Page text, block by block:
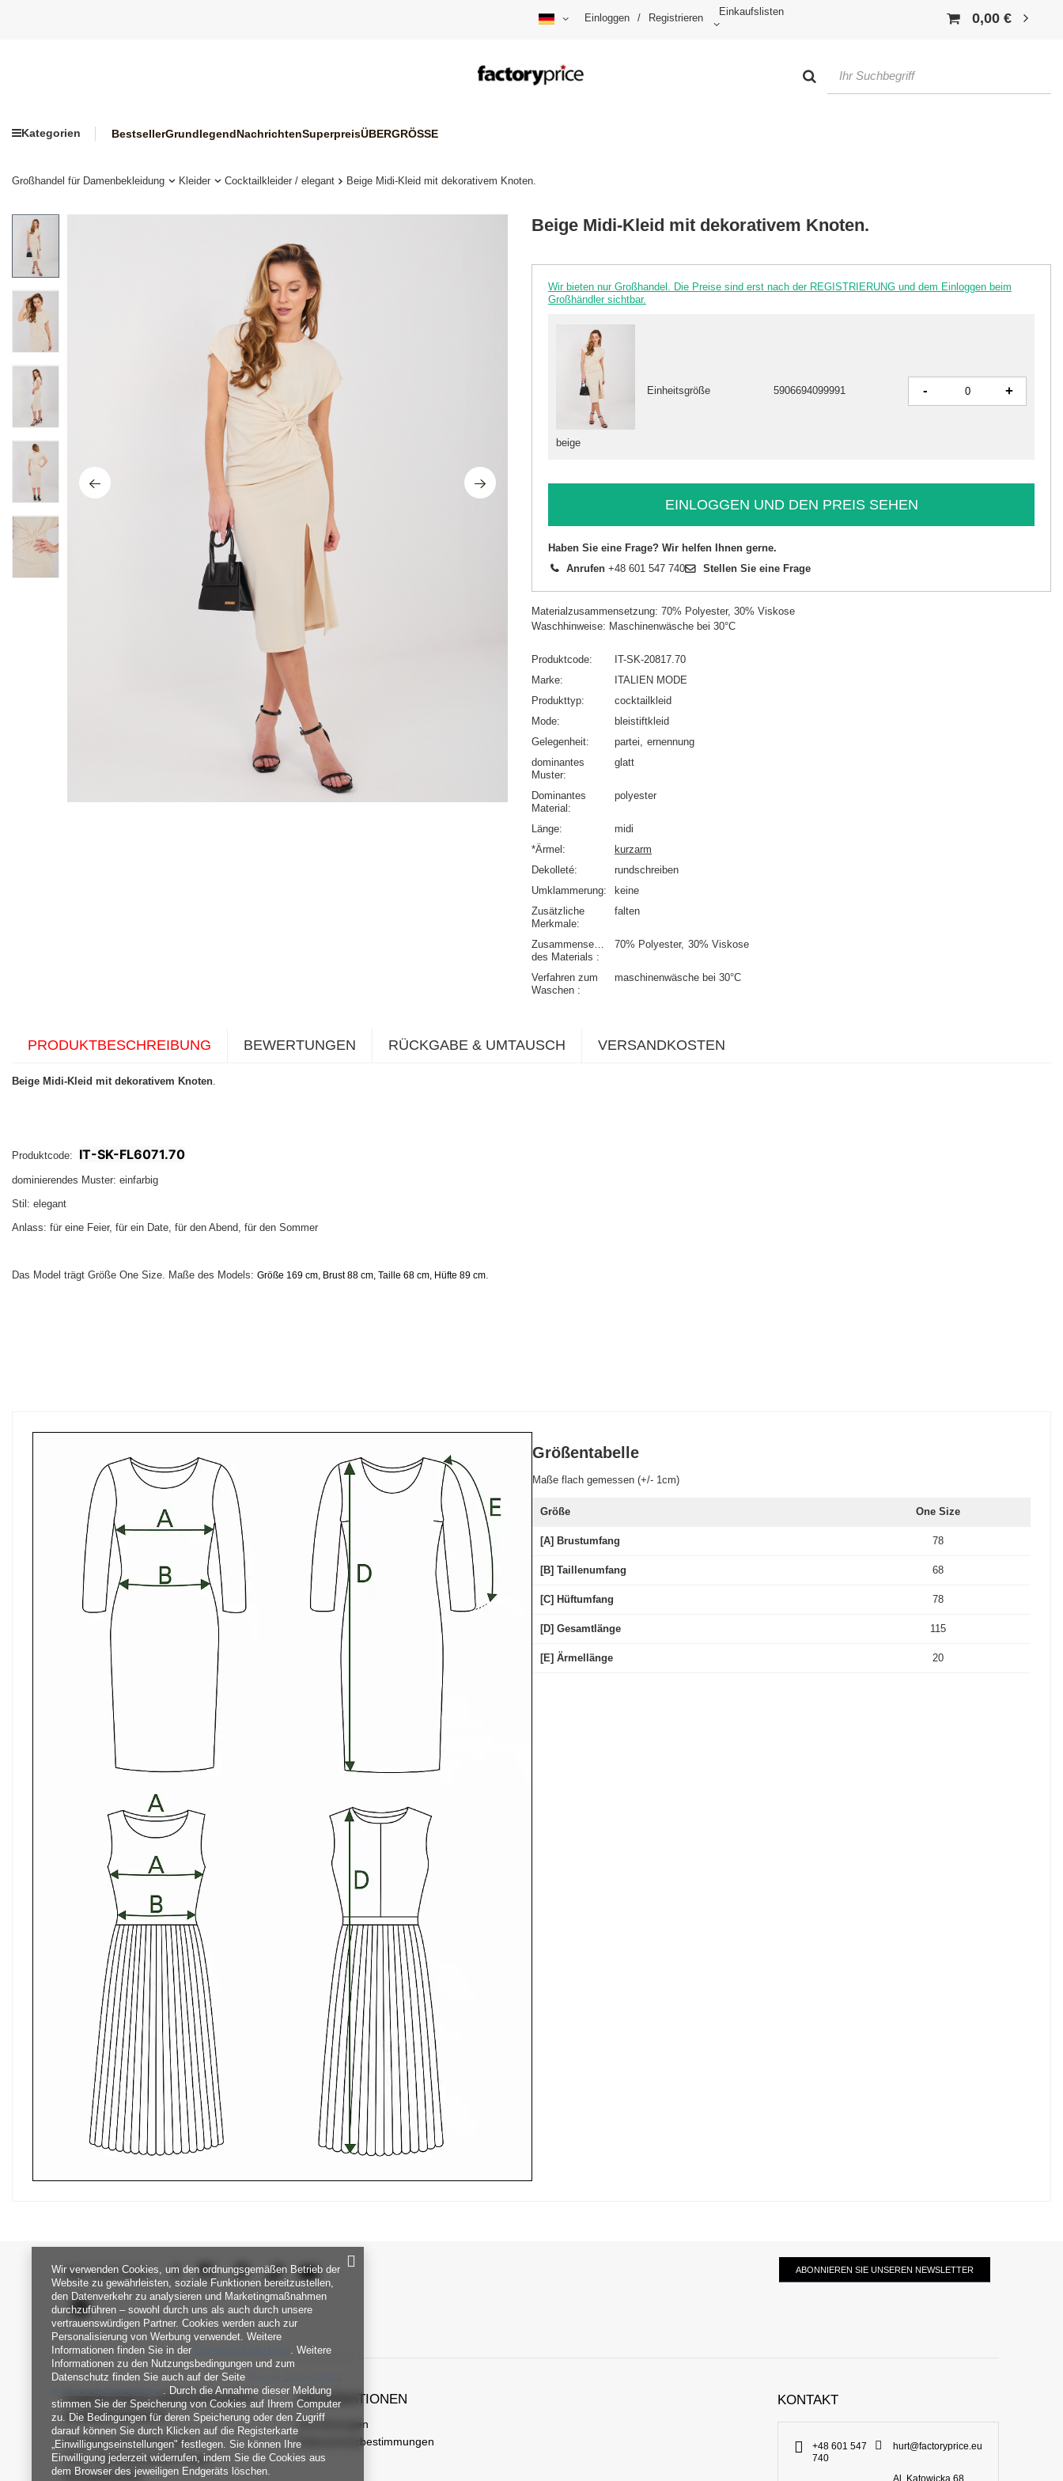
Einloggen / Registrieren
Einkaufslisten 0,00 €
Kategorien BestsellerGrundlegendNachrichtenSuperpreisÜBERGRÖSSE
Großhandel für Damenbekleidung Kleider Cocktailkleider / elegant Beige Midi-Kleid mit dekorativem Knoten.
Beige Midi-Kleid mit dekorativem Knoten.
Wir bieten nur Großhandel. Die Preise sind erst nach der REGISTRIERUNG und dem Einloggen beim
Großhändler sichtbar.
beige
Einheitsgröße 5906694099991 - +
EINLOGGEN UND DEN PREIS SEHEN
Haben Sie eine Frage? Wir helfen Ihnen gerne.
Anrufen +48 601 547 740 Stellen Sie eine Frage
Materialzusammensetzung: 70% Polyester, 30% Viskose
Waschhinweise: Maschinenwäsche bei 30°C
Produktcode
IT-SK-20817.70
Marke
ITALIEN MODE
Produkttyp
cocktailkleid
Mode
bleistiftkleid
Gelegenheit
partei
ernennung
dominantes
Muster
glatt
Dominantes
Material
polyester
Länge
midi
*Ärmel
kurzarm
Dekolleté
rundschreiben
Umklammerung
keine
Zusätzliche
Merkmale
falten
Zusammensetzung
des Materials
70% Polyester 30% Viskose
Verfahren zum
Waschen
maschinenwäsche bei 30°C
PRODUKTBESCHREIBUNG BEWERTUNGEN RÜCKGABE & UMTAUSCH VERSANDKOSTEN
Beige Midi-Kleid mit dekorativem Knoten.
Produktcode: IT-SK-FL6071.70
dominierendes Muster: einfarbig
Stil: elegant
Anlass: für eine Feier, für ein Date, für den Abend, für den Sommer
Das Model trägt Größe One Size. Maße des Models: Größe 169 cm, Brust 88 cm, Taille 68 cm, Hüfte 89 cm.
Größentabelle
Maße flach gemessen (+/- 1cm)
Größe One Size
[A] Brustumfang 78
[B] Taillenumfang 68
[C] Hüftumfang 78
[D] Gesamtlänge 115
[E] Ärmellänge 20
SEI UNS NAH ABONNIEREN SIE UNSEREN NEWSLETTER
FABRIKPREIS-GROSSHANDEL-K
UNDENDIENST
Zahlung und Lieferkosten
FAQ - Häufig gestellte Fragen
Rückgabepolitik
INFORMATIONEN
Verordnungen
Datenschutzbestimmungen
KONTAKT
+48 601 547
740
hurt@factoryprice.eu
Al. Katowicka 68
Wir verwenden Cookies, um den ordnungsgemäßen Betrieb der
Website zu gewährleisten, soziale Funktionen bereitzustellen,
den Datenverkehr zu analysieren und Marketingmaßnahmen
durchzuführen – sowohl durch uns als auch durch unsere
vertrauenswürdigen Partner. Cookies werden auch zur
Personalisierung von Werbung verwendet. Weitere
Informationen finden Sie in der
. Weitere
Informationen zu den Nutzungsbedingungen und zum
Datenschutz finden Sie auch auf der Seite
& Nutzungsbedingungen . Durch die Annahme dieser Meldung
stimmen Sie der Speicherung von Cookies auf Ihrem Computer
zu. Die Bedingungen für deren Speicherung oder den Zugriff
darauf können Sie durch Klicken auf die Registerkarte
„Einwilligungseinstellungen" festlegen. Sie können Ihre
Einwilligung jederzeit widerrufen, indem Sie die Cookies aus
dem Browser des jeweiligen Endgeräts löschen.